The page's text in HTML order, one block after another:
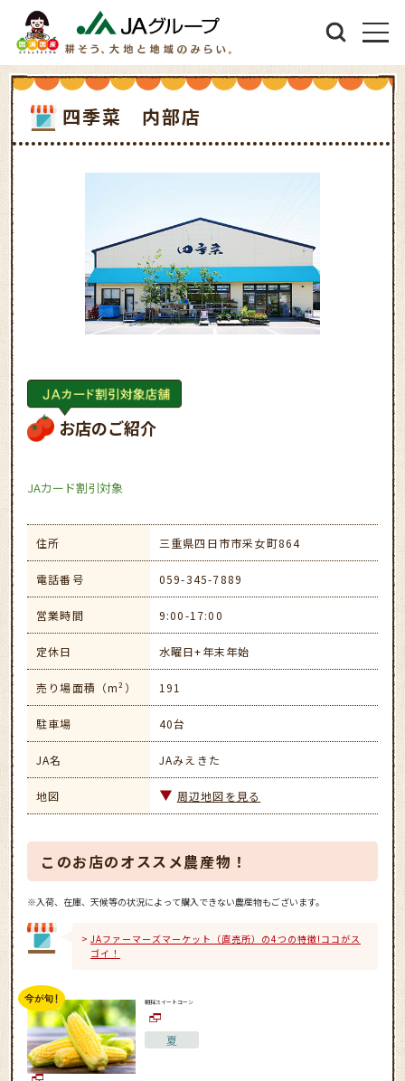
四季菜 内部店
お店のご紹介
JAカード割引対象
住所 三重県四日市市采女町864
電話番号 059-345-7889
営業時間 9:00-17:00
定休日 水曜日+年末年始
売り場面積（m²） 191
駐車場 40台
JA名 JAみえきた
地図 周辺地図を見る
このお店のオススメ農産物！
※入荷、在庫、天候等の状況によって購入できない農産物もございます。
JAファーマーズマーケット（直売所）の4つの特徴!ココがス
ゴイ！
朝採スイートコーン
夏